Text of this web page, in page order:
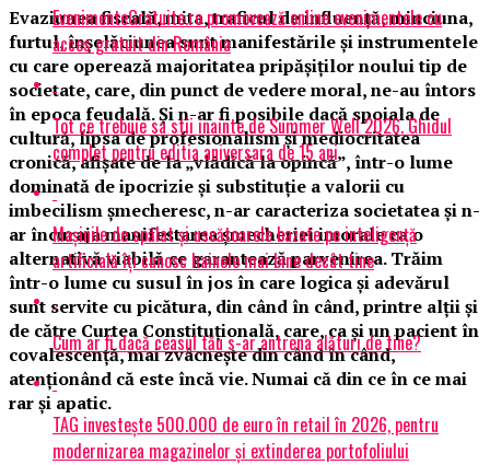
Evaziunea fiscală, mita, traficul de influență, minciuna,
furtul, înșelăciunea sunt manifestările și instrumentele
cu care operează majoritatea pripășiților noului tip de
societate, care, din punct de vedere moral, ne-au întors
în epoca feudală. Și n-ar fi posibile dacă spoiala de
cultură, lipsa de profesionalism și mediocritatea
cronică, afișate de la „vlădică la opincă”, într-o lume
dominată de ipocrizie și substituție a valorii cu
imbecilism șmecheresc, n-ar caracteriza societatea și n-
ar încuraja manifestarea șmecheriei imorale ca o
alternativă viabilă ce garantează parvenirea. Trăim
într-o lume cu susul în jos în care logica și adevărul
sunt servite cu picătura, din când în când, printre alții și
de către Curtea Constituțională, care, ca și un pacient în
covalescență, mai zvâcnește din când în când,
atenționând că este încă vie. Numai că din ce în ce mai
rar și apatic.
EvenimenteGratuite.ro promovează online evenimentele cu
acces gratuit din România
Tot ce trebuie sa stii inainte de Summer Well 2026. Ghidul
complet pentru editia aniversara de 15 ani
Mașinile de spălat și uscătoarele bazate pe inteligență
artificială îți cunosc hainele mai bine decât tine
Cum ar fi dacă ceasul tău s-ar antrena alături de tine?
TAG investește 500.000 de euro în retail în 2026, pentru
modernizarea magazinelor și extinderea portofoliului